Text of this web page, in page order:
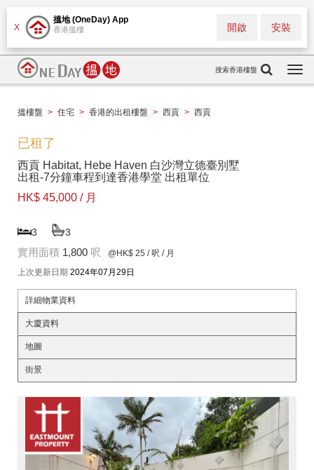
X
搵地 (OneDay) App
香港搵樓 安裝
開啟
搜索香港樓盤
搵樓盤 > 住宅 > 香港的出租樓盤 > 西貢 > 西貢
已租了
西貢 Habitat, Hebe Haven 白沙灣立德臺別墅
出租-7分鐘車程到達香港學堂 出租單位
HK$ 45,000 / 月
3 3
實用面積 1,800 呎 @HK$ 25 / 呎 / 月
上次更新日期 2024年07月29日
詳細物業資料
大廈資料
地圖
街景